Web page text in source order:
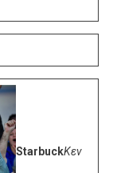
StarbuckΚεν